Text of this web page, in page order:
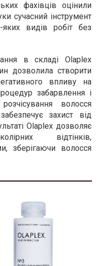
фахівців оцінили
сучасний інструмент
видів робіт без
в складі Olaplex
дозволила створити
впливу на
забарвлення і
волосся
захист від
Olaplex дозволяє
відтінків,
зберігаючи волосся